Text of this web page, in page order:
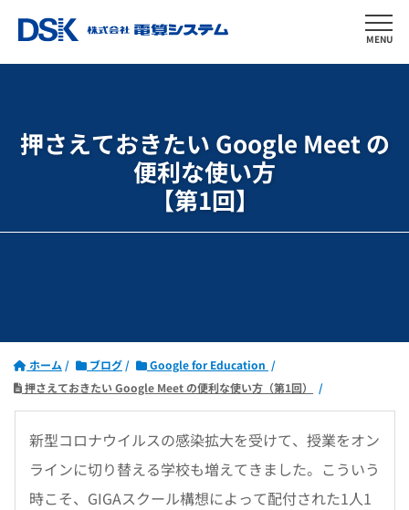
MENU
押さえておきたい Google Meet の
便利な使い方
【第1回】
ホーム ブログ
Google for Education
押さえておきたい Google Meet の便利な使い方（第1回）
新型コロナウイルスの感染拡大を受けて、授業をオン
ラインに切り替える学校も増えてきました。こういう
時こそ、GIGAスクール構想によって配付された1人1